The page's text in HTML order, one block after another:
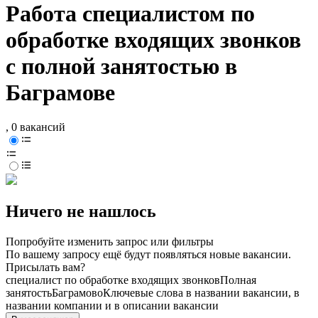
Работа специалистом по
обработке входящих звонков
с полной занятостью в
Баграмове
, 0 вакансий
Ничего не нашлось
Попробуйте изменить запрос или фильтры
По вашему запросу ещё будут появляться новые вакансии.
Присылать вам?
специалист по обработке входящих звонковПолная
занятостьБаграмовоКлючевые слова в названии вакансии, в
названии компании и в описании вакансии